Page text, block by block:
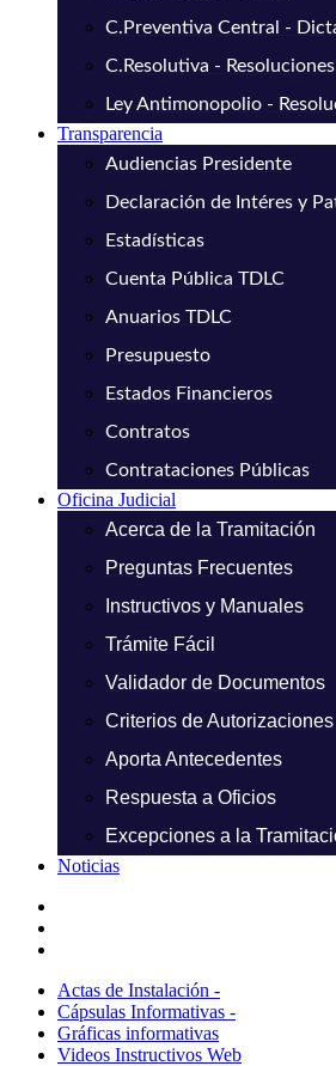
C.Preventiva Central -
C.Resolutiva -
Ley Antimonopolio -
Transparencia
Audiencias Presidente
Declaración de Intéres y
Estadísticas
Cuenta Pública TDLC
Anuarios TDLC
Presupuesto
Estados Financieros
Contratos
Contrataciones Públicas
Oficina Judicial
Acerca de la Tramitación
Preguntas Frecuentes
Instructivos y Manuales
Trámite Fácil
Validador de Documentos
Criterios de
Aporta Antecedentes
Respuesta a Oficios
Excepciones a la
Noticias
Actas de Instalación -
Cápsulas Informativas -
Gráficas informativas
Videos Instructivos Web